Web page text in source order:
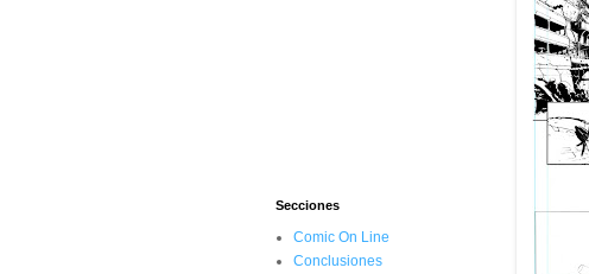
Secciones
Comic On Line
Conclusiones